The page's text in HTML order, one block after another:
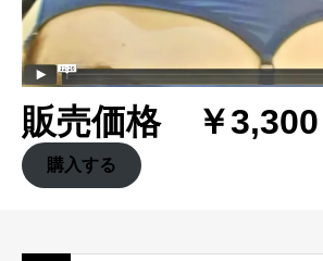
販売価格 ￥3,300
購入する